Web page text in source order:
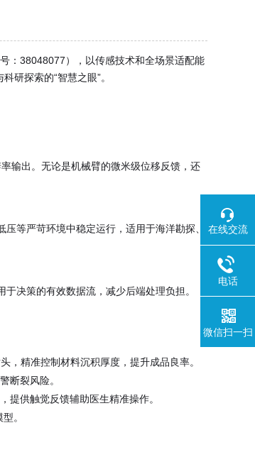
：38048077）
，以传感技术和全场景适配能
研探索的“智慧之眼”。
输出。无论是机械臂的微米级位移反馈，还
等严苛环境中稳定运行，适用于海洋勘探、
决策的有效数据流，减少后端处理负担。
，精准控制材料沉积厚度，提升成品良率。
断裂风险。
提供触觉反馈辅助医生精准操作。
。
在线交流
电话
微信扫一扫